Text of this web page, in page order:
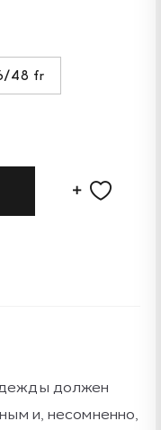
48 fr
должен
и, несомненно,